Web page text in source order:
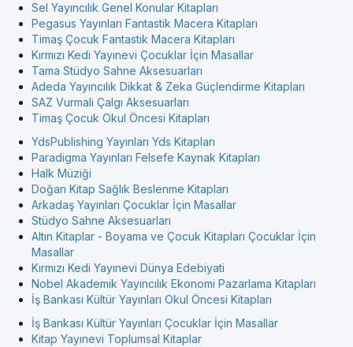
Sel Yayıncılık Genel Konular Kitapları
Pegasus Yayınları Fantastik Macera Kitapları
Timaş Çocuk Fantastik Macera Kitapları
Kırmızı Kedi Yayınevi Çocuklar İçin Masallar
Tama Stüdyo Sahne Aksesuarları
Adeda Yayıncılık Dikkat & Zeka Güçlendirme Kitapları
SAZ Vurmali Çalgı Aksesuarları
Timaş Çocuk Okul Öncesi Kitapları
YdsPublishing Yayınları Yds Kitapları
Paradigma Yayınları Felsefe Kaynak Kitapları
Halk Müziği
Doğan Kitap Sağlık Beslenme Kitapları
Arkadaş Yayınları Çocuklar İçin Masallar
Stüdyo Sahne Aksesuarları
Altın Kitaplar - Boyama ve Çocuk Kitapları Çocuklar İçin
Masallar
Kırmızı Kedi Yayınevi Dünya Edebiyati
Nobel Akademik Yayıncılık Ekonomi Pazarlama Kitapları
İş Bankası Kültür Yayınları Okul Öncesi Kitapları
İş Bankası Kültür Yayınları Çocuklar İçin Masallar
Kitap Yayınevi Toplumsal Kitaplar